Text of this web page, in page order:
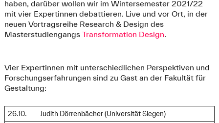
haben, darüber wollen wir im Wintersemester 2021/22
mit vier Expertinnen debattieren. Live und vor Ort, in der
neuen Vortragsreihe Research & Design des
Masterstudiengangs Transformation Design.
Vier Expertinnen mit unterschiedlichen Perspektiven und
Forschungserfahrungen sind zu Gast an der Fakultät für
Gestaltung:
26.10.
Judith Dörrenbächer (Universität Siegen)